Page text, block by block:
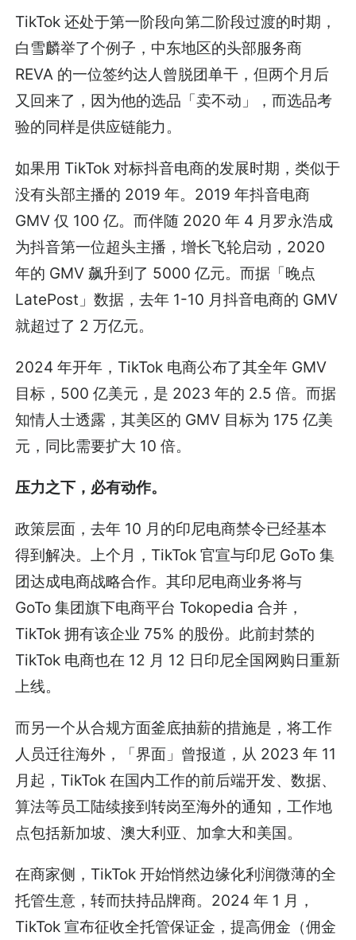
TikTok 还处于第一阶段向第二阶段过渡的时期，
白雪麟举了个例子，中东地区的头部服务商
REVA 的一位签约达人曾脱团单干，但两个月后
又回来了，因为他的选品「卖不动」，而选品考
验的同样是供应链能力。
如果用 TikTok 对标抖音电商的发展时期，类似于
没有头部主播的 2019 年。2019 年抖音电商
GMV 仅 100 亿。而伴随 2020 年 4 月罗永浩成
为抖音第一位超头主播，增长飞轮启动，2020
年的 GMV 飙升到了 5000 亿元。而据「晚点
LatePost」数据，去年 1-10 月抖音电商的 GMV
就超过了 2 万亿元。
2024 年开年，TikTok 电商公布了其全年 GMV
目标，500 亿美元，是 2023 年的 2.5 倍。而据
知情人士透露，其美区的 GMV 目标为 175 亿美
元，同比需要扩大 10 倍。
压力之下，必有动作。
政策层面，去年 10 月的印尼电商禁令已经基本
得到解决。上个月，TikTok 官宣与印尼 GoTo 集
团达成电商战略合作。其印尼电商业务将与
GoTo 集团旗下电商平台 Tokopedia 合并，
TikTok 拥有该企业 75% 的股份。此前封禁的
TikTok 电商也在 12 月 12 日印尼全国网购日重新
上线。
而另一个从合规方面釜底抽薪的措施是，将工作
人员迁往海外，「界面」曾报道，从 2023 年 11
月起，TikTok 在国内工作的前后端开发、数据、
算法等员工陆续接到转岗至海外的通知，工作地
点包括新加坡、澳大利亚、加拿大和美国。
在商家侧，TikTok 开始悄然边缘化利润微薄的全
托管生意，转而扶持品牌商。2024 年 1 月，
TikTok 宣布征收全托管保证金，提高佣金（佣金